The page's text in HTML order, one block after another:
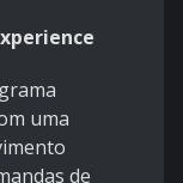
uma
de